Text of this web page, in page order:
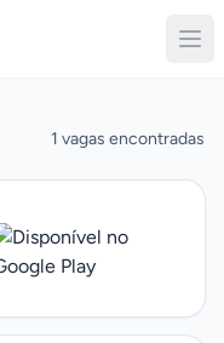
1 vagas encontradas